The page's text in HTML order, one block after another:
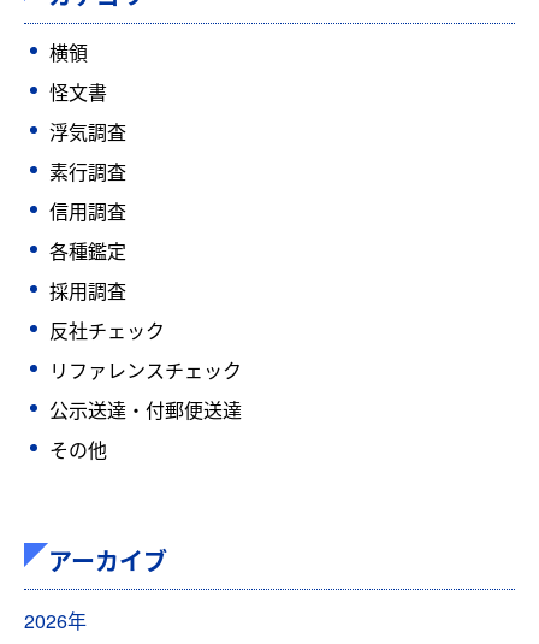
横領
怪文書
浮気調査
素行調査
信用調査
各種鑑定
採用調査
反社チェック
リファレンスチェック
公示送達・付郵便送達
その他
アーカイブ
2026年